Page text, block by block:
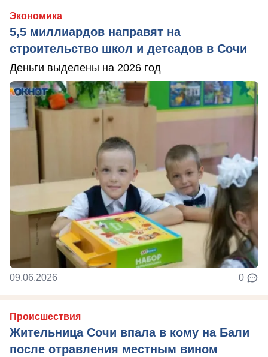
Экономика
5,5 миллиардов направят на
строительство школ и детсадов в Сочи
Деньги выделены на 2026 год
09.06.2026 0
Происшествия
Жительница Сочи впала в кому на Бали
после отравления местным вином